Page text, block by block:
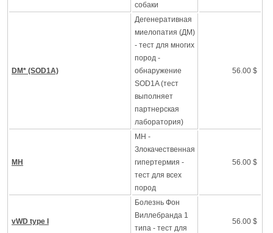
собаки
DM* (SOD1A)
Дегенеративная
миелопатия (ДМ)
- тест для многих
пород -
обнаружение
SOD1A (тест
выполняет
партнерская
лаборатория)
56.00 $
MH
MH -
Злокачественная
гипертермия -
тест для всех
пород
56.00 $
vWD type I
Болезнь Фон
Виллебранда 1
типа - тест для
56.00 $